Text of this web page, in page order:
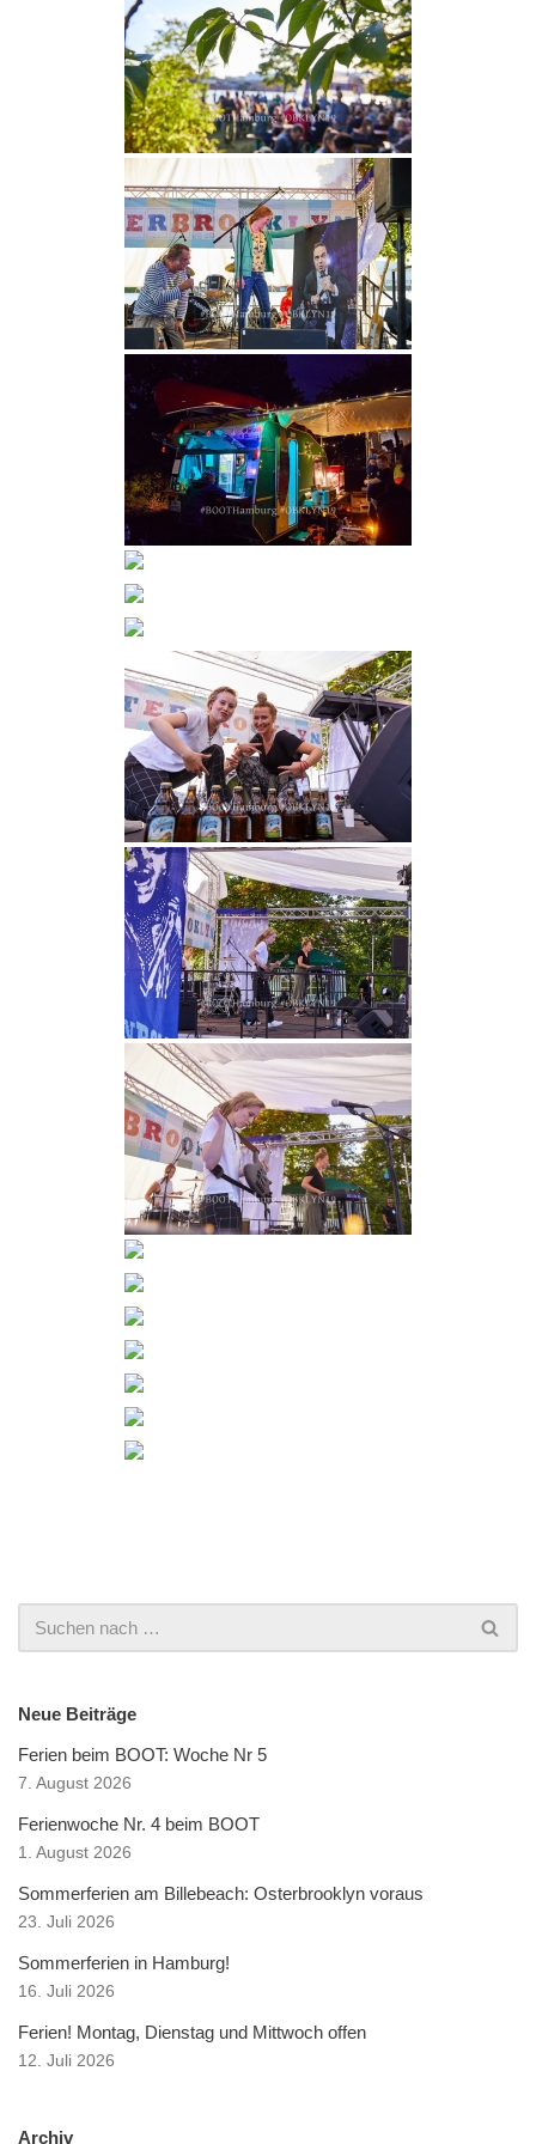
Neue Beiträge
Ferien beim BOOT: Woche Nr 5
7. August 2026
Ferienwoche Nr. 4 beim BOOT
1. August 2026
Sommerferien am Billebeach: Osterbrooklyn voraus
23. Juli 2026
Sommerferien in Hamburg!
16. Juli 2026
Ferien! Montag, Dienstag und Mittwoch offen
12. Juli 2026
Archiv